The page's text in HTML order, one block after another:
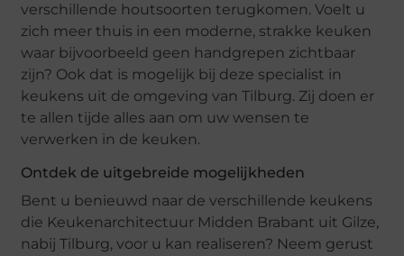
verschillende houtsoorten terugkomen. Voelt u
zich meer thuis in een moderne, strakke keuken
waar bijvoorbeeld geen handgrepen zichtbaar
zijn? Ook dat is mogelijk bij deze specialist in
keukens uit de omgeving van Tilburg. Zij doen er
te allen tijde alles aan om uw wensen te
verwerken in de keuken.
Ontdek de uitgebreide mogelijkheden
Bent u benieuwd naar de verschillende keukens
die Keukenarchitectuur Midden Brabant uit Gilze,
nabij Tilburg, voor u kan realiseren? Neem gerust